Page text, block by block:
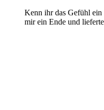
Kenn ihr das Gefühl ein
mir ein Ende und